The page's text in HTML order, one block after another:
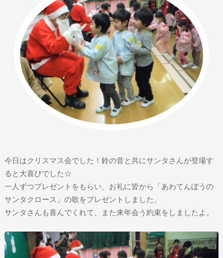
今日はクリスマス会でした！鈴の音と共にサンタさんが登場す
ると大喜びでした☆
一人ずつプレゼントをもらい、お礼に皆から「あわてんぼうの
サンタクロース」の歌をプレゼントしました。
サンタさんも喜んでくれて、また来年会う約束をしましたよ。